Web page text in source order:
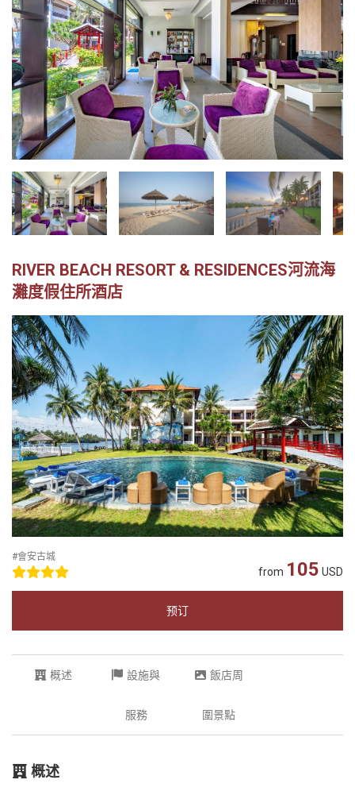
好
的
合
作
夥
伴！
越
南
旅
行
社
RIVER BEACH RESORT & RESIDENCES河流海
灘度假住所酒店
#會安古城
from 105 USD
预订
概述 設施與
服務
飯店周
圍景點
概述